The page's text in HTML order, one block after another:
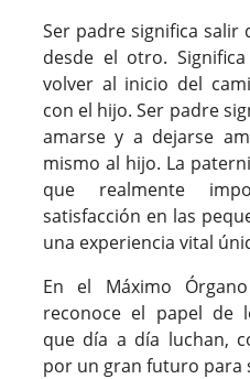
Ser padre significa
desde el otro.
volver al inicio del
con el hijo. Ser padre
amarse y a dejarse
mismo al hijo. La
que realmente
satisfacción en las
una experiencia vital
En el Máximo
reconoce el papel de
que día a día luchan,
por un gran futuro para